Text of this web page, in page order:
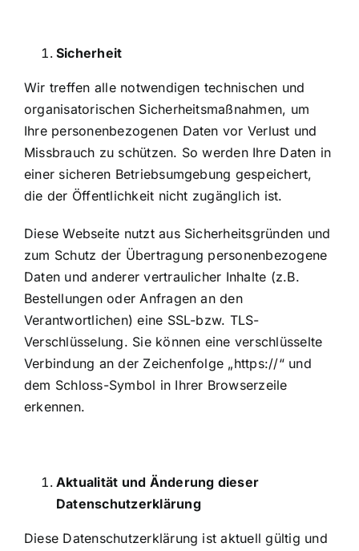
Sicherheit
Wir treffen alle notwendigen technischen und
organisatorischen Sicherheitsmaßnahmen, um
Ihre personenbezogenen Daten vor Verlust und
Missbrauch zu schützen. So werden Ihre Daten in
einer sicheren Betriebsumgebung gespeichert,
die der Öffentlichkeit nicht zugänglich ist.
Diese Webseite nutzt aus Sicherheitsgründen und
zum Schutz der Übertragung personenbezogene
Daten und anderer vertraulicher Inhalte (z.B.
Bestellungen oder Anfragen an den
Verantwortlichen) eine SSL-bzw. TLS-
Verschlüsselung. Sie können eine verschlüsselte
Verbindung an der Zeichenfolge „https://“ und
dem Schloss-Symbol in Ihrer Browserzeile
erkennen.
Aktualität und Änderung dieser
Datenschutzerklärung
Diese Datenschutzerklärung ist aktuell gültig und